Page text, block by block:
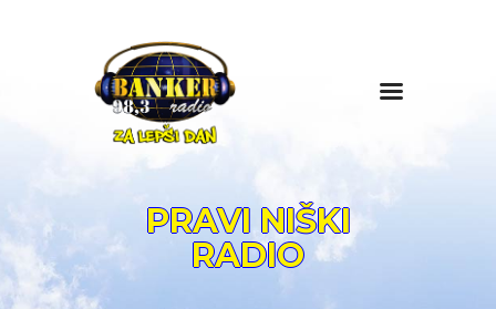
PRAVI NIŠKI
RADIO
BANKER PROMO
PRODUKCIJA
CENOVNIK
KONTAKT